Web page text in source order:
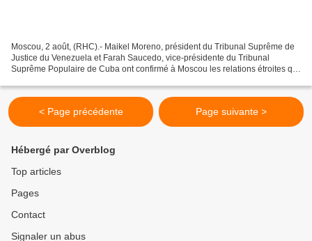
Moscou, 2 août, (RHC).- Maikel Moreno, président du Tribunal Suprême de
Justice du Venezuela et Farah Saucedo, vice-présidente du Tribunal
Suprême Populaire de Cuba ont confirmé à Moscou les relations étroites qui
< Page précédente Page suivante >
Hébergé par Overblog
Top articles
Pages
Contact
Signaler un abus